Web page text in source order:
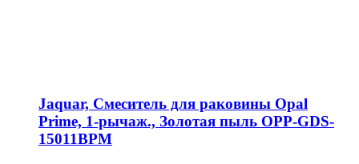
Jaquar, Смеситель для раковины Opal
Prime, 1-рычаж., Золотая пыль OPP-GDS-
15011BPM